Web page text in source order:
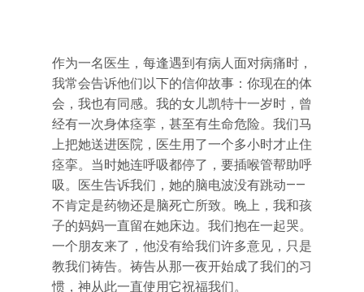
作为一名医生，每逢遇到有病人面对病痛时，
我常会告诉他们以下的信仰故事：你现在的体
会，我也有同感。我的女儿凯特十一岁时，曾
经有一次身体痉挛，甚至有生命危险。我们马
上把她送进医院，医生用了一个多小时才止住
痉挛。当时她连呼吸都停了，要插喉管帮助呼
吸。医生告诉我们，她的脑电波没有跳动——
不肯定是药物还是脑死亡所致。晚上，我和孩
子的妈妈一直留在她床边。我们抱在一起哭。
一个朋友来了，他没有给我们许多意见，只是
教我们祷告。祷告从那一夜开始成了我们的习
惯，神从此一直使用它祝福我们。